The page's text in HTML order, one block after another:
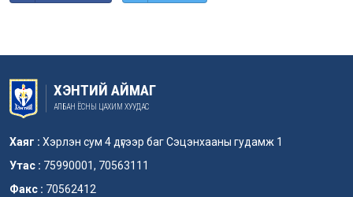
ХЭНТИЙ АЙМАГ
АЛБАН ЁСНЫ ЦАХИМ ХУУДАС
Хаяг : Хэрлэн сум 4 дүгээр баг Сэцэнхааны гудамж 1
Утас : 75990001, 70563111
Факс : 70562412